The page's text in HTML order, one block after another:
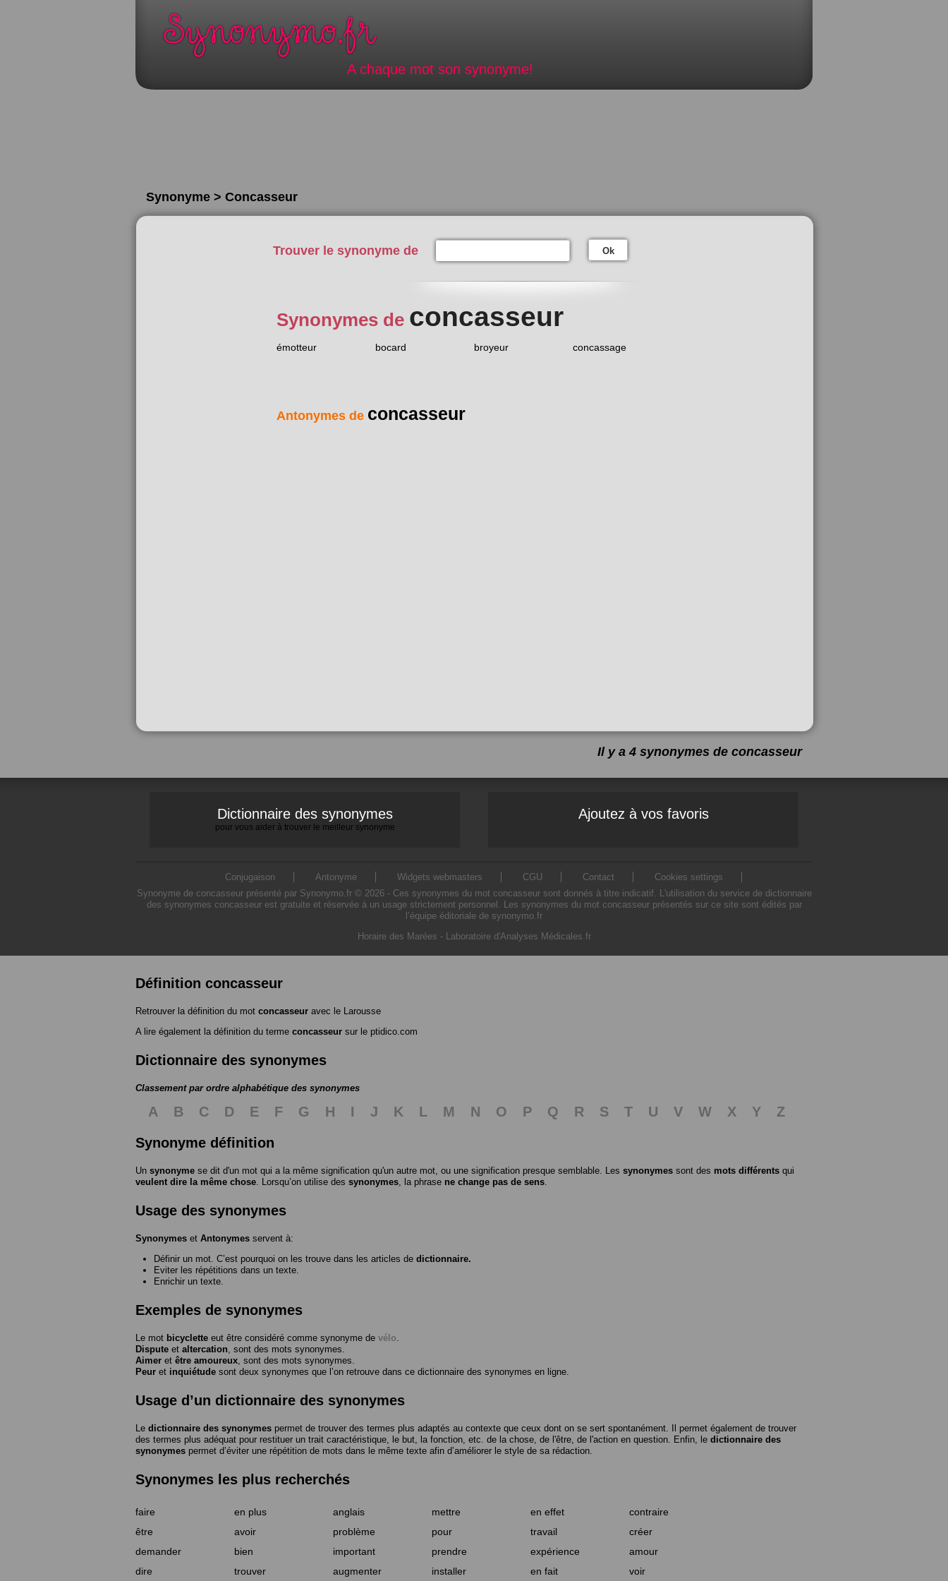
A chaque mot son synonyme!
Synonyme > Concasseur
Trouver le synonyme de Ok
Synonymes de concasseur
émotteur bocard broyeur concassage
Antonymes de concasseur
Il y a 4 synonymes de concasseur
Dictionnaire des synonymes
pour vous aider à trouver le meilleur synonyme
Ajoutez à vos favoris
Conjugaison Antonyme Widgets webmasters CGU Contact
Cookies settings
Synonyme de concasseur présenté par Synonymo.fr © 2026 - Ces synonymes du mot concasseur sont donnés à titre indicatif. L'utilisation du service de dictionnaire
des synonymes concasseur est gratuite et réservée à un usage strictement personnel. Les synonymes du mot concasseur présentés sur ce site sont édités par
l’équipe éditoriale de synonymo.fr
Horaire des Marées - Laboratoire d'Analyses Médicales.fr
Définition concasseur
Retrouver la définition du mot concasseur avec le Larousse
A lire également la définition du terme concasseur sur le ptidico.com
Dictionnaire des synonymes
Classement par ordre alphabétique des synonymes
A B C D E F G H I J K L M N O P Q R S T U V W X Y
Z
Synonyme définition
Un synonyme se dit d'un mot qui a la même signification qu'un autre mot, ou une signification presque semblable. Les synonymes sont des mots différents qui
veulent dire la même chose . Lorsqu’on utilise des synonymes , la phrase ne change pas de sens
Usage des synonymes
Synonymes et Antonymes servent à:
Définir un mot. C’est pourquoi on les trouve dans les articles de dictionnaire.
Eviter les répétitions dans un texte.
Enrichir un texte.
Exemples de synonymes
Le mot bicyclette eut être considéré comme synonyme de vélo
Dispute et altercation , sont des mots synonymes.
Aimer et être amoureux , sont des mots synonymes.
Peur et inquiétude sont deux synonymes que l’on retrouve dans ce dictionnaire des synonymes en ligne.
Usage d’un dictionnaire des synonymes
Le dictionnaire des synonymes permet de trouver des termes plus adaptés au contexte que ceux dont on se sert spontanément. Il permet également de trouver
des termes plus adéquat pour restituer un trait caractéristique, le but, la fonction, etc. de la chose, de l'être, de l'action en question. Enfin, le dictionnaire des
synonymes permet d’éviter une répétition de mots dans le même texte afin d’améliorer le style de sa rédaction.
Synonymes les plus recherchés
faire en plus anglais mettre en effet
contraire
être
avoir problème pour travail
créer
demander
bien important prendre expérience
amour
dire
trouver augmenter installer en fait voir